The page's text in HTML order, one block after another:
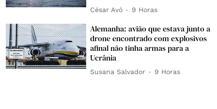
César Avó 9 Horas
Alemanha: avião que estava junto a
drone encontrado com explosivos
afinal não tinha armas para a
Ucrânia
Susana Salvador 9 Horas